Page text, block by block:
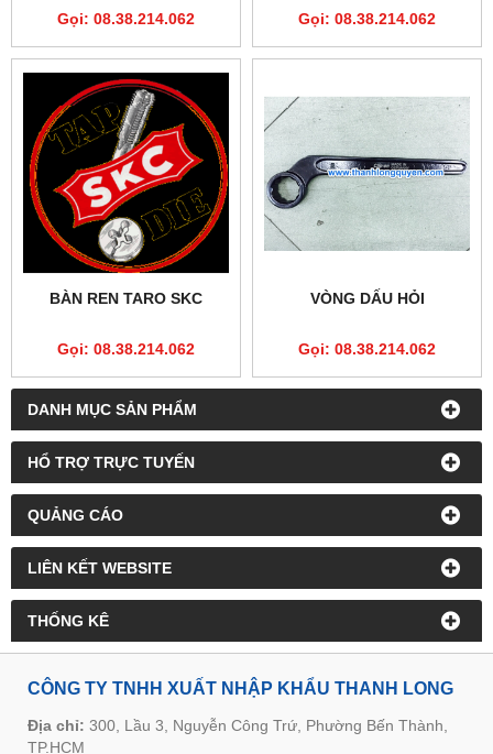
DANH MỤC SẢN PHẨM
HỔ TRỢ TRỰC TUYẾN
QUẢNG CÁO
LIÊN KẾT WEBSITE
THỐNG KÊ
Gọi: 08.38.214.062
Gọi: 08.38.214.062
BÀN REN TARO SKC
Gọi: 08.38.214.062
VÒNG DẤU HỎI
Gọi: 08.38.214.062
CÔNG TY TNHH XUẤT NHẬP KHẨU THANH LONG
Địa chỉ: 300, Lầu 3, Nguyễn Công Trứ, Phường Bến Thành,
TP.HCM